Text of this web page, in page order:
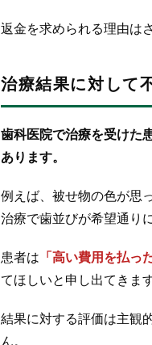
返金を求められる理由は
治療結果に対して
歯科医院で治療を受けた
あります。
例えば、被せ物の色が思
治療で歯並びが希望通り
患者は 「高い費用を払っ
てほしいと申し出てきます
結果に対する評価は主観
ん。